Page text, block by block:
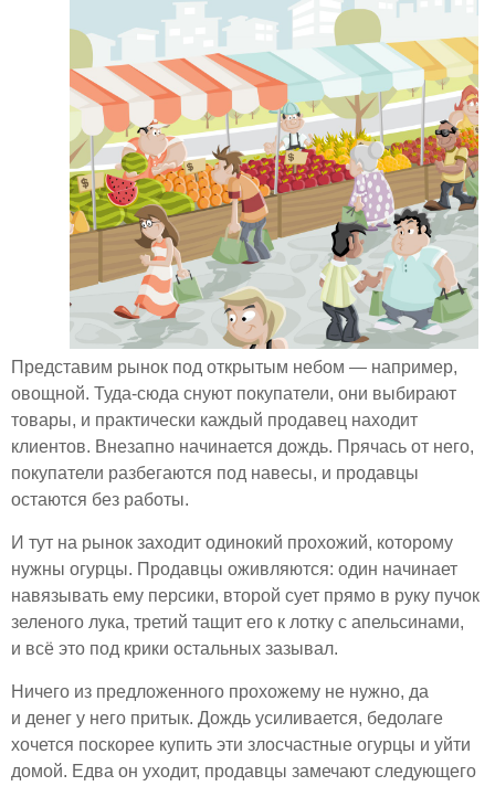
Представим рынок под открытым небом — например,
овощной. Туда-сюда снуют покупатели, они выбирают
товары, и практически каждый продавец находит
клиентов. Внезапно начинается дождь. Прячась от него,
покупатели разбегаются под навесы, и продавцы
остаются без работы.
И тут на рынок заходит одинокий прохожий, которому
нужны огурцы. Продавцы оживляются: один начинает
навязывать ему персики, второй сует прямо в руку пучок
зеленого лука, третий тащит его к лотку с апельсинами,
и всё это под крики остальных зазывал.
Ничего из предложенного прохожему не нужно, да
и денег у него притык. Дождь усиливается, бедолаге
хочется поскорее купить эти злосчастные огурцы и уйти
домой. Едва он уходит, продавцы замечают следующего